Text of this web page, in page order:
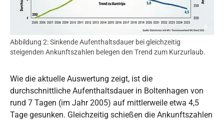
Abbildung 2: Sinkende Aufenthaltsdauer bei gleichzeitig
steigenden Ankunftszahlen belegen den Trend zum Kurzurlaub.
Wie die aktuelle Auswertung zeigt, ist die
durchschnittliche Aufenthaltsdauer in Boltenhagen von
rund 7 Tagen (im Jahr 2005) auf mittlerweile etwa 4,5
Tage gesunken. Gleichzeitig schießen die Ankunftszahlen